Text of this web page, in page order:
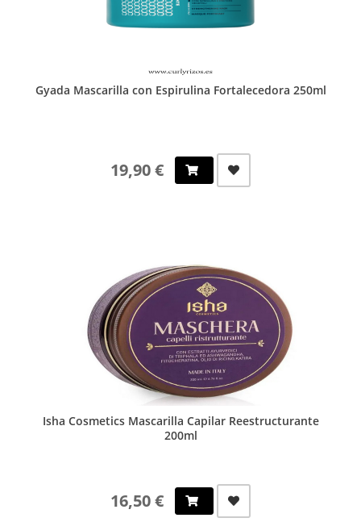
Gyada Mascarilla con Espirulina Fortalecedora 250ml
19,90 €
Isha Cosmetics Mascarilla Capilar Reestructurante
200ml
16,50 €